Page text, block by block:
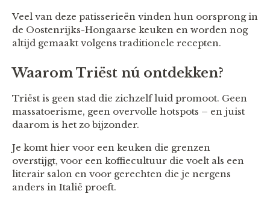
Veel van deze patisserieën vinden hun oorsprong in
de Oostenrijks-Hongaarse keuken en worden nog
altijd gemaakt volgens traditionele recepten.
Waarom Triëst nú ontdekken?
Triëst is geen stad die zichzelf luid promoot. Geen
massatoerisme, geen overvolle hotspots – en juist
daarom is het zo bijzonder.
Je komt hier voor een keuken die grenzen
overstijgt, voor een koffiecultuur die voelt als een
literair salon en voor gerechten die je nergens
anders in Italië proeft.